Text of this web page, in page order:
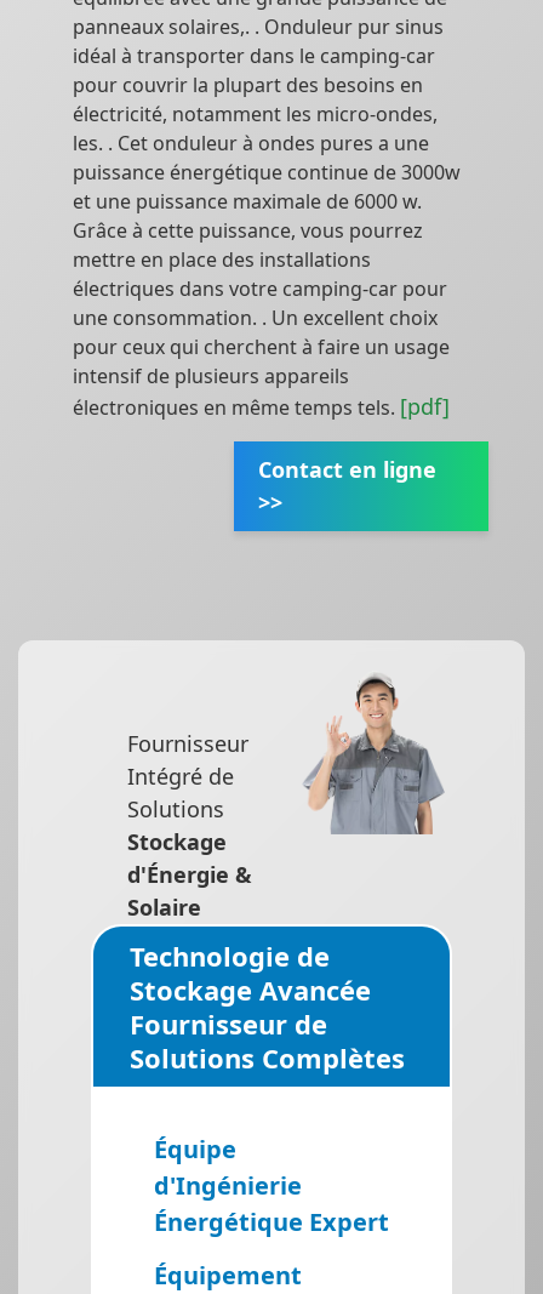
panneaux solaires,. . Onduleur pur sinus
idéal à transporter dans le camping-car
pour couvrir la plupart des besoins en
électricité, notamment les micro-ondes,
les. . Cet onduleur à ondes pures a une
puissance énergétique continue de 3000w
et une puissance maximale de 6000 w.
Grâce à cette puissance, vous pourrez
mettre en place des installations
électriques dans votre camping-car pour
une consommation. . Un excellent choix
pour ceux qui cherchent à faire un usage
intensif de plusieurs appareils
électroniques en même temps tels. [pdf]
Contact en ligne
>>
Fournisseur
Intégré de
Solutions
Stockage
d'Énergie &
Solaire
Technologie de
Stockage Avancée
Fournisseur de
Solutions Complètes
Équipe
d'Ingénierie
Énergétique Expert
Équipement